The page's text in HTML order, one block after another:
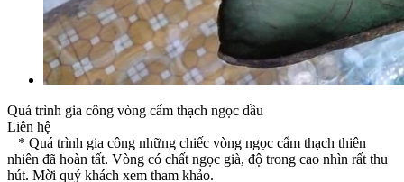
Quá trình gia công vòng cẩm thạch ngọc dầu
Liên hệ
* Quá trình gia công những chiếc vòng ngọc cẩm thạch thiên
nhiên đã hoàn tất. Vòng có chất ngọc già, độ trong cao nhìn rất thu
hút. Mời quý khách xem tham khảo.